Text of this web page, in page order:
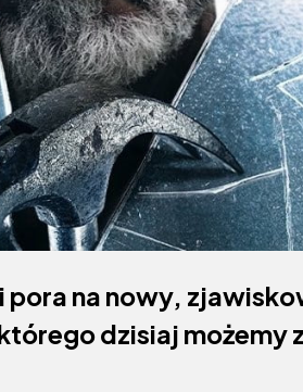
i pora na nowy,
dzisiaj możemy